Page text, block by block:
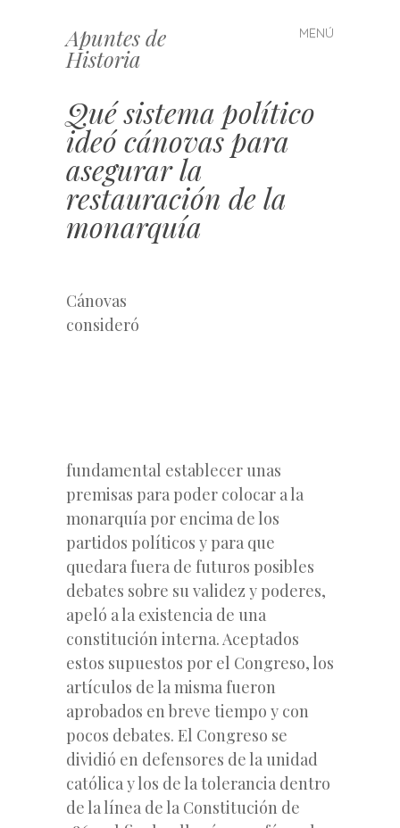
Apuntes de
Historia
MENÚ
Saltar
al
Qué sistema político
ideó cánovas para
asegurar la
restauración de la
monarquía
Cánovas
consideró
fundamental establecer unas
premisas para poder colocar a la
monarquía por encima de los
partidos políticos y para que
quedara fuera de futuros posibles
debates sobre su validez y poderes,
apeló a la existencia de una
constitución interna. Aceptados
estos supuestos por el Congreso, los
artículos de la misma fueron
aprobados en breve tiempo y con
pocos debates. El Congreso se
dividió en defensores de la unidad
católica y los de la tolerancia dentro
de la línea de la Constitución de